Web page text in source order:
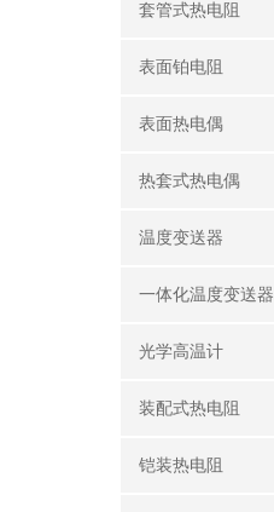
套管式热电阻
表面铂电阻
表面热电偶
热套式热电偶
温度变送器
一体化温度变送器
光学高温计
装配式热电阻
铠装热电阻